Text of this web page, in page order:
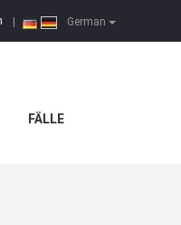
German
FÄLLE